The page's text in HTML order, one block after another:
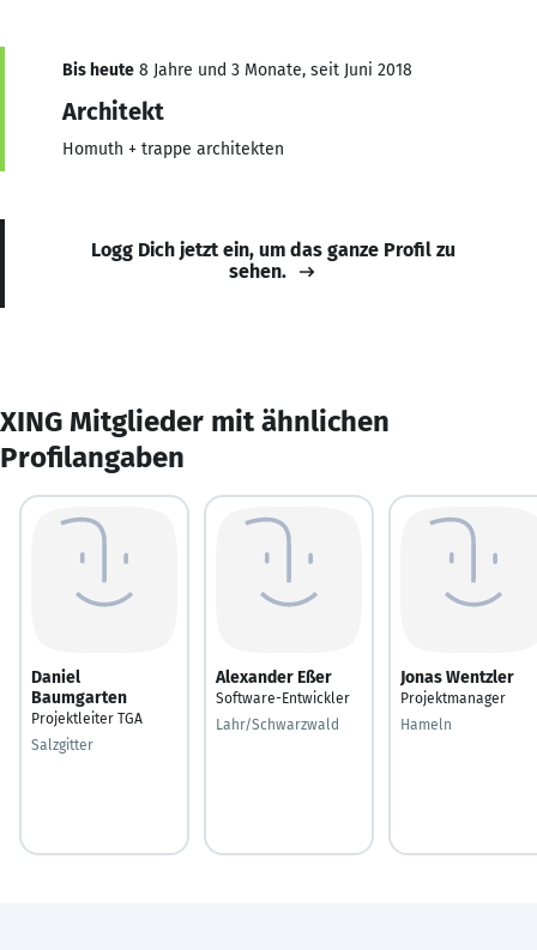
Bis heute 8 Jahre und 3 Monate, seit Juni 2018
Architekt
Homuth + trappe architekten
Logg Dich jetzt ein, um das ganze Profil zu
sehen.
XING Mitglieder mit ähnlichen
Profilangaben
Daniel
Baumgarten
Projektleiter TGA
Salzgitter
Alexander Eßer
Software-Entwickler
Lahr/Schwarzwald
Jonas Wentzler
Projektmanager
Hameln